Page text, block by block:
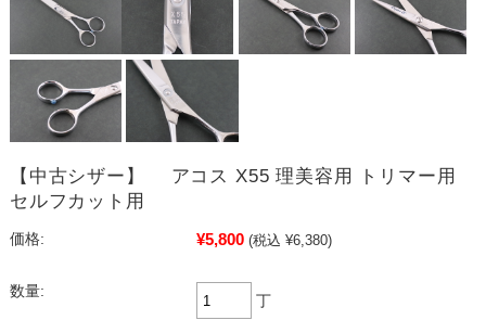
【中古シザー】 アコス X55 理美容用 トリマー用
セルフカット用
価格: ¥5,800 (税込 ¥6,380)
数量:
丁